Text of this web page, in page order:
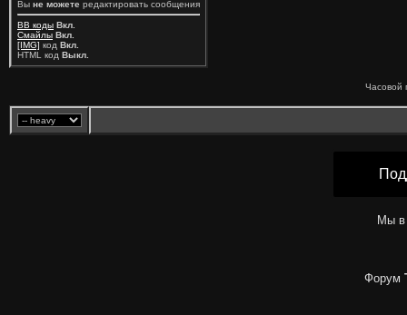
Вы не можете редактировать сообщения
BB коды Вкл.
Смайлы Вкл.
[IMG] код Вкл.
HTML код Выкл.
Часовой
Мы в
Форум